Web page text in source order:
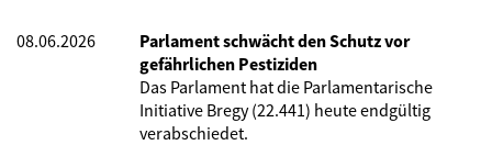
08.06.2026
Parlament schwächt den Schutz vor
gefährlichen Pestiziden
Das Parlament hat die Parlamentarische
Initiative Bregy (22.441) heute endgültig
verabschiedet.